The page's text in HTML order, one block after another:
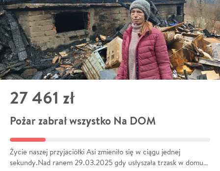
27 461 zł
Pożar zabrał wszystko Na DOM
Życie naszej przyjaciółki Asi zmieniło się w ciągu jednej
sekundy.Nad ranem 29.03.2025 gdy usłyszała trzask w domu…